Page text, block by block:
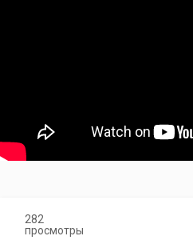
282
просмотры